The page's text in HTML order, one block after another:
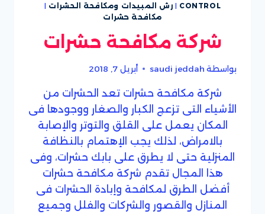
CONTROL
| رش المبيدات ومكافحة الحشرات |
مكافحة حشرات
شركة مكافحة حشرات
بواسطة saudi jeddah أبريل 7, 2018
شركة مكافحة حشرات تعد الحشرات من
الأشياء التى تزعج الكبار والصغار ووجودها فى
المكان يعمل على القلق والتوتر والإصابة
بالامراض، لذلك يجب الإهتمام بالنظافة
المنزلية حتى لا يطرق على بابك حشرات، وفى
هذا المجال تقدم شركة مكافحة حشرات
أفضل الطرق لمكافحة وإبادة الحشرات فى
المنازل والقصور والشركات والفلل وجميع